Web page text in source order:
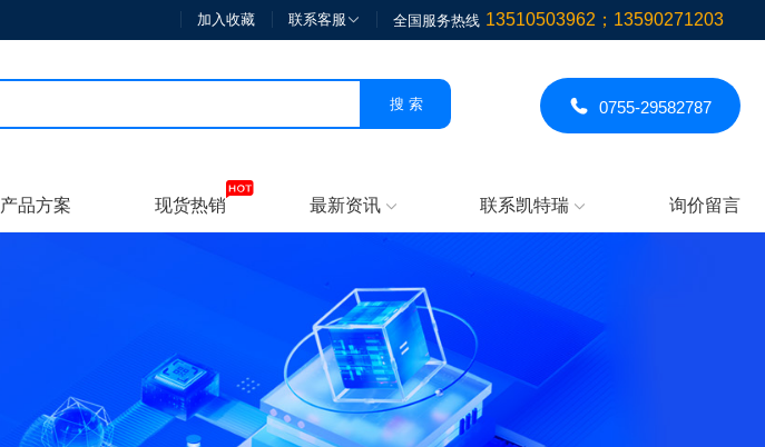
加入收藏 联系客服  全国服务热线 13510503962；13590271203
 0755-29582787
产品方案 现货热销 最新资讯  联系凯特瑞  询价留言